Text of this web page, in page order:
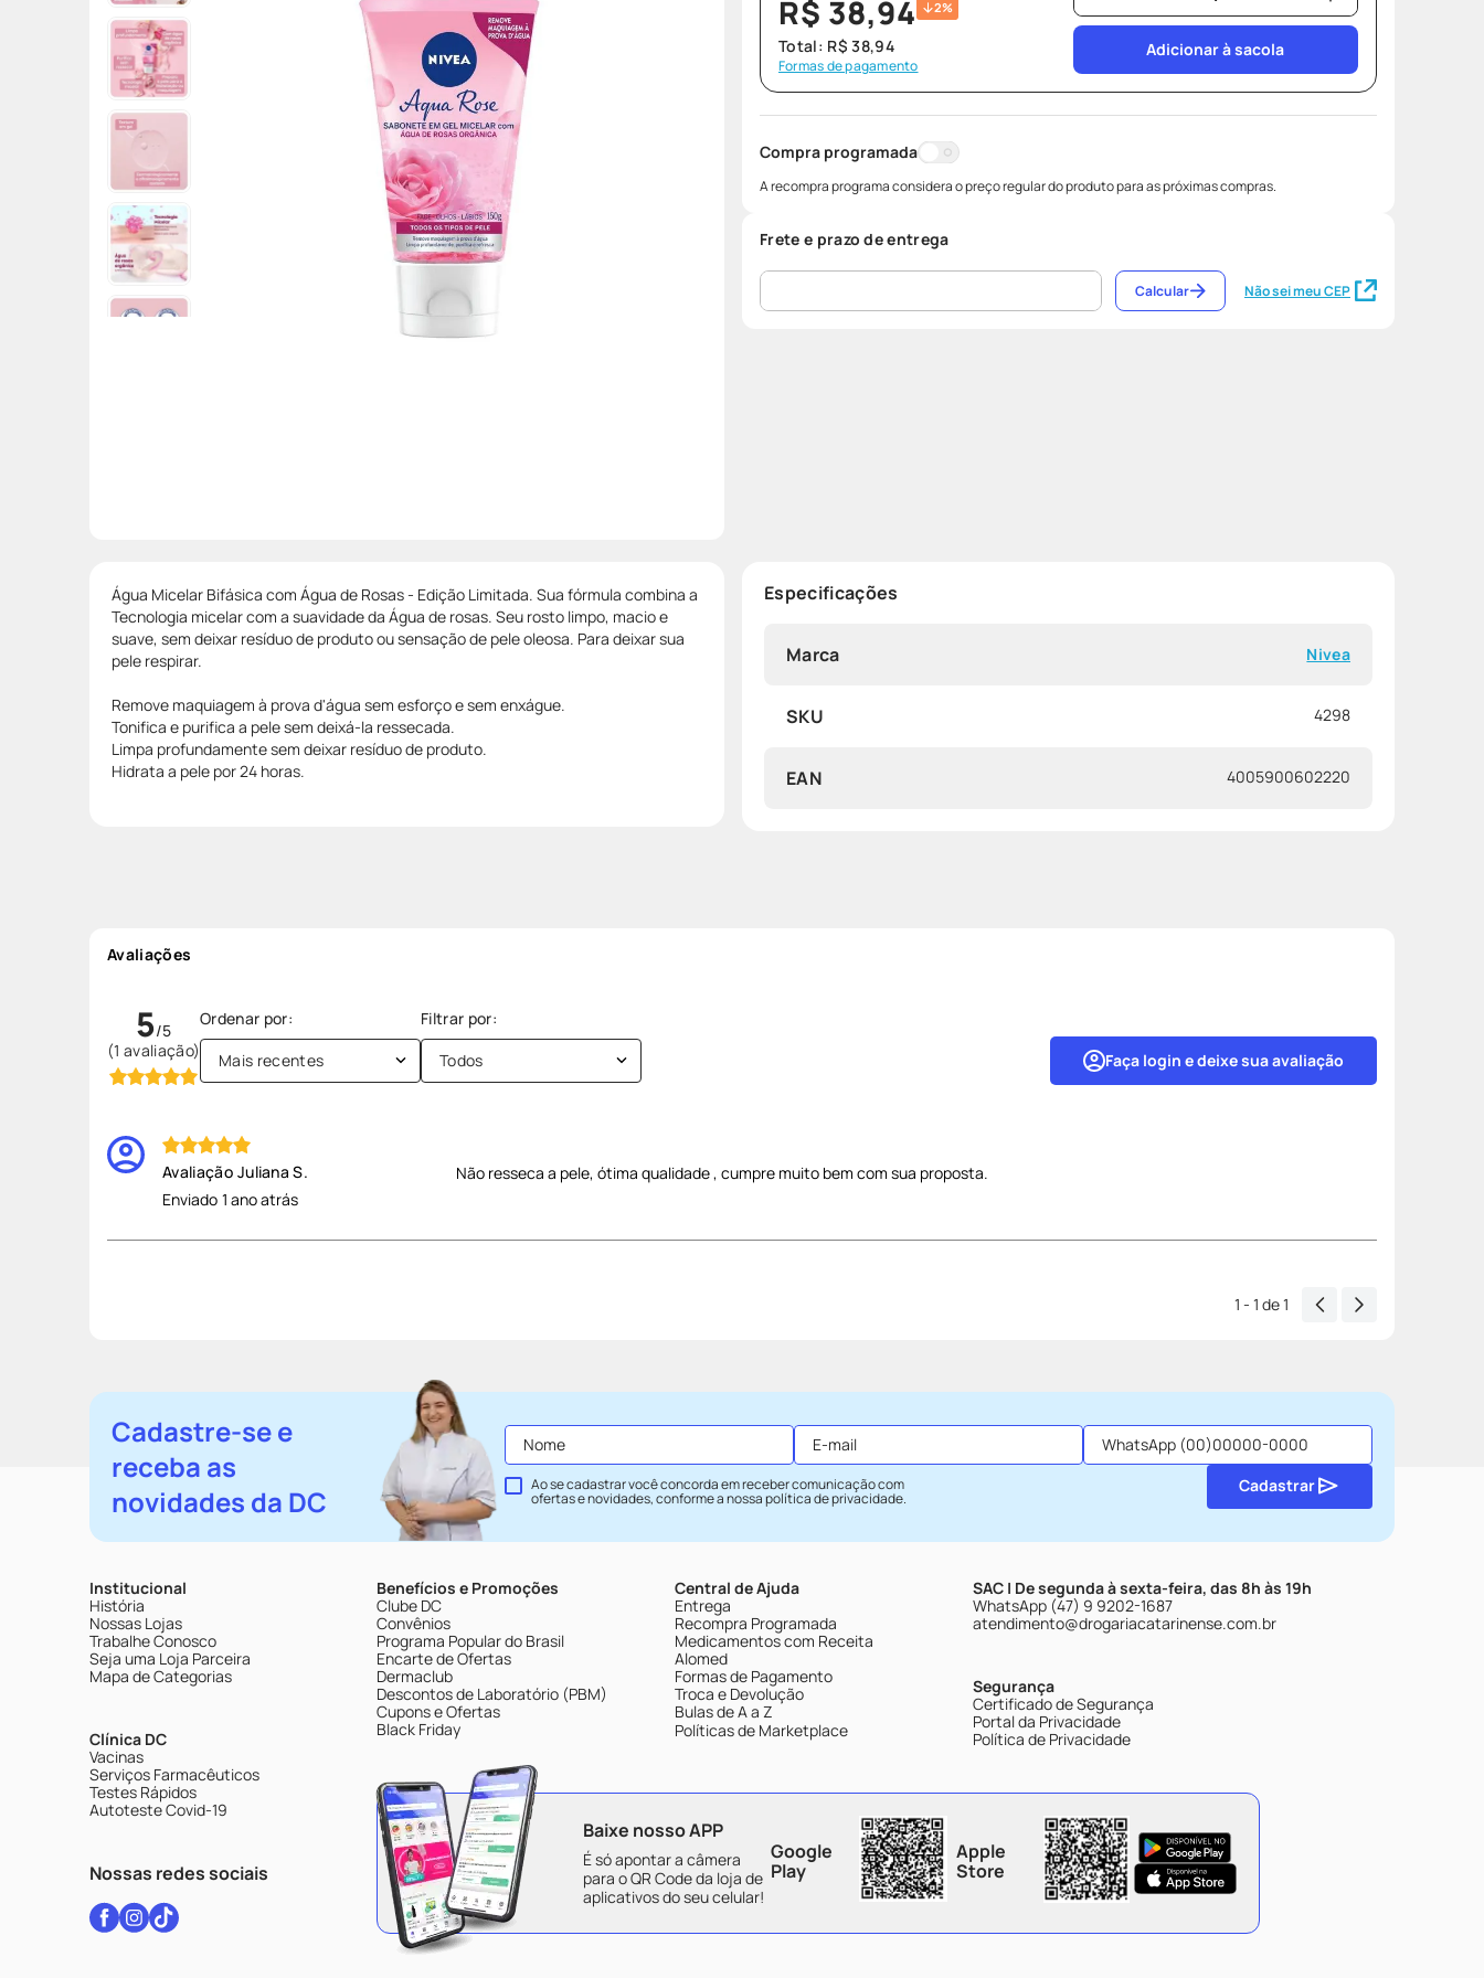
R$ 38,94 2%
Total: R$ 38,94
Formas de pagamento
Adicionar à sacola
Compra programada
A recompra programa considera o preço regular do produto para as próximas compras.
Frete e prazo de entrega
Não sei meu CEP
Calcular
Água Micelar Bifásica com Água de Rosas - Edição Limitada. Sua fórmula combina a
Tecnologia micelar com a suavidade da Água de rosas. Seu rosto limpo, macio e
suave, sem deixar resíduo de produto ou sensação de pele oleosa. Para deixar sua
pele respirar.
Remove maquiagem à prova d'água sem esforço e sem enxágue.
Tonifica e purifica a pele sem deixá-la ressecada.
Limpa profundamente sem deixar resíduo de produto.
Hidrata a pele por 24 horas.
Especificações
Marca Nivea
SKU 4298
EAN 4005900602220
Avaliações
5
(1 avaliação) Faça login e deixe sua avaliação
Mais recentes Todos
Enviado 1 ano atrás
Juliana S. Não resseca a pele, ótima qualidade , cumpre muito bem com sua proposta.
1 - 1 de1
Cadastre-se e
receba as
novidades da DC
Ao se cadastrar você concorda em receber comunicação com
ofertas e novidades, conforme a nossapolítica de privacidade.
Cadastrar
Institucional
História
Nossas Lojas
Trabalhe Conosco
Seja uma Loja Parceira
Mapa de Categorias
Clínica DC
Vacinas
Serviços Farmacêuticos
Testes Rápidos
Autoteste Covid-19
Nossas redes sociais
Benefícios e Promoções
Clube DC
Convênios
Programa Popular do Brasil
Encarte de Ofertas
Dermaclub
Descontos de Laboratório (PBM)
Cupons e Ofertas
Black Friday
Central de Ajuda
Entrega
Recompra Programada
Medicamentos com Receita
Alomed
Formas de Pagamento
Troca e Devolução
Bulas de A a Z
Políticas de Marketplace
SAC | De segunda à sexta-feira, das 8h às 19h
WhatsApp (47) 9 9202-1687
atendimento@drogariacatarinense.com.br
Segurança
Certificado de Segurança
Portal da Privacidade
Política de Privacidade
Baixe nosso APP
É só apontar a câmera
para o QR Code da loja de
aplicativos do seu celular!
Google
Play
Apple
Store